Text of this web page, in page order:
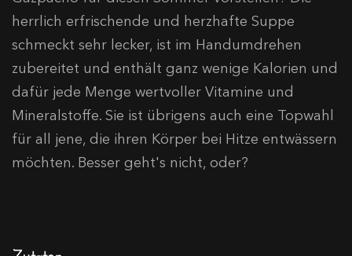
herrlich erfrischende und herzhafte Suppe
schmeckt sehr lecker, ist im Handumdrehen
zubereitet und enthält ganz wenige Kalorien und
dafür jede Menge wertvoller Vitamine und
Mineralstoffe. Sie ist übrigens auch eine Topwahl
für all jene, die ihren Körper bei Hitze entwässern
möchten. Besser geht's nicht, oder?